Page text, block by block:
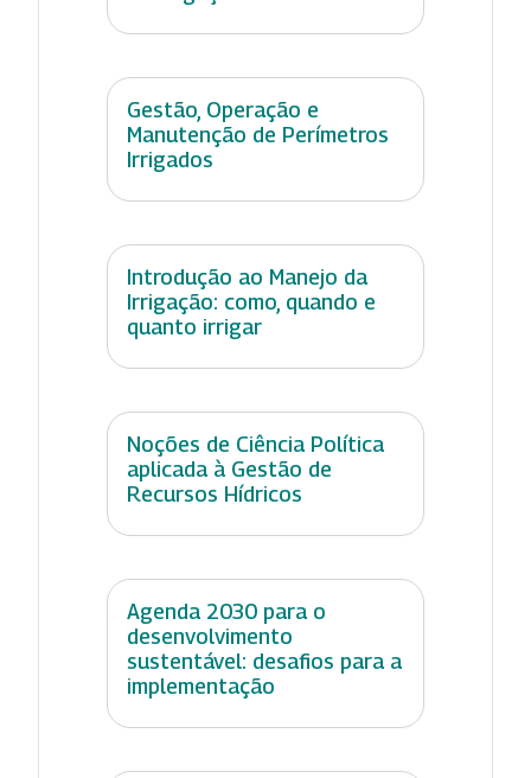
Gestão, Operação e
Manutenção de Perímetros
Irrigados
Introdução ao Manejo da
Irrigação: como, quando e
quanto irrigar
Noções de Ciência Política
aplicada à Gestão de
Recursos Hídricos
Agenda 2030 para o
desenvolvimento
sustentável: desafios para a
implementação